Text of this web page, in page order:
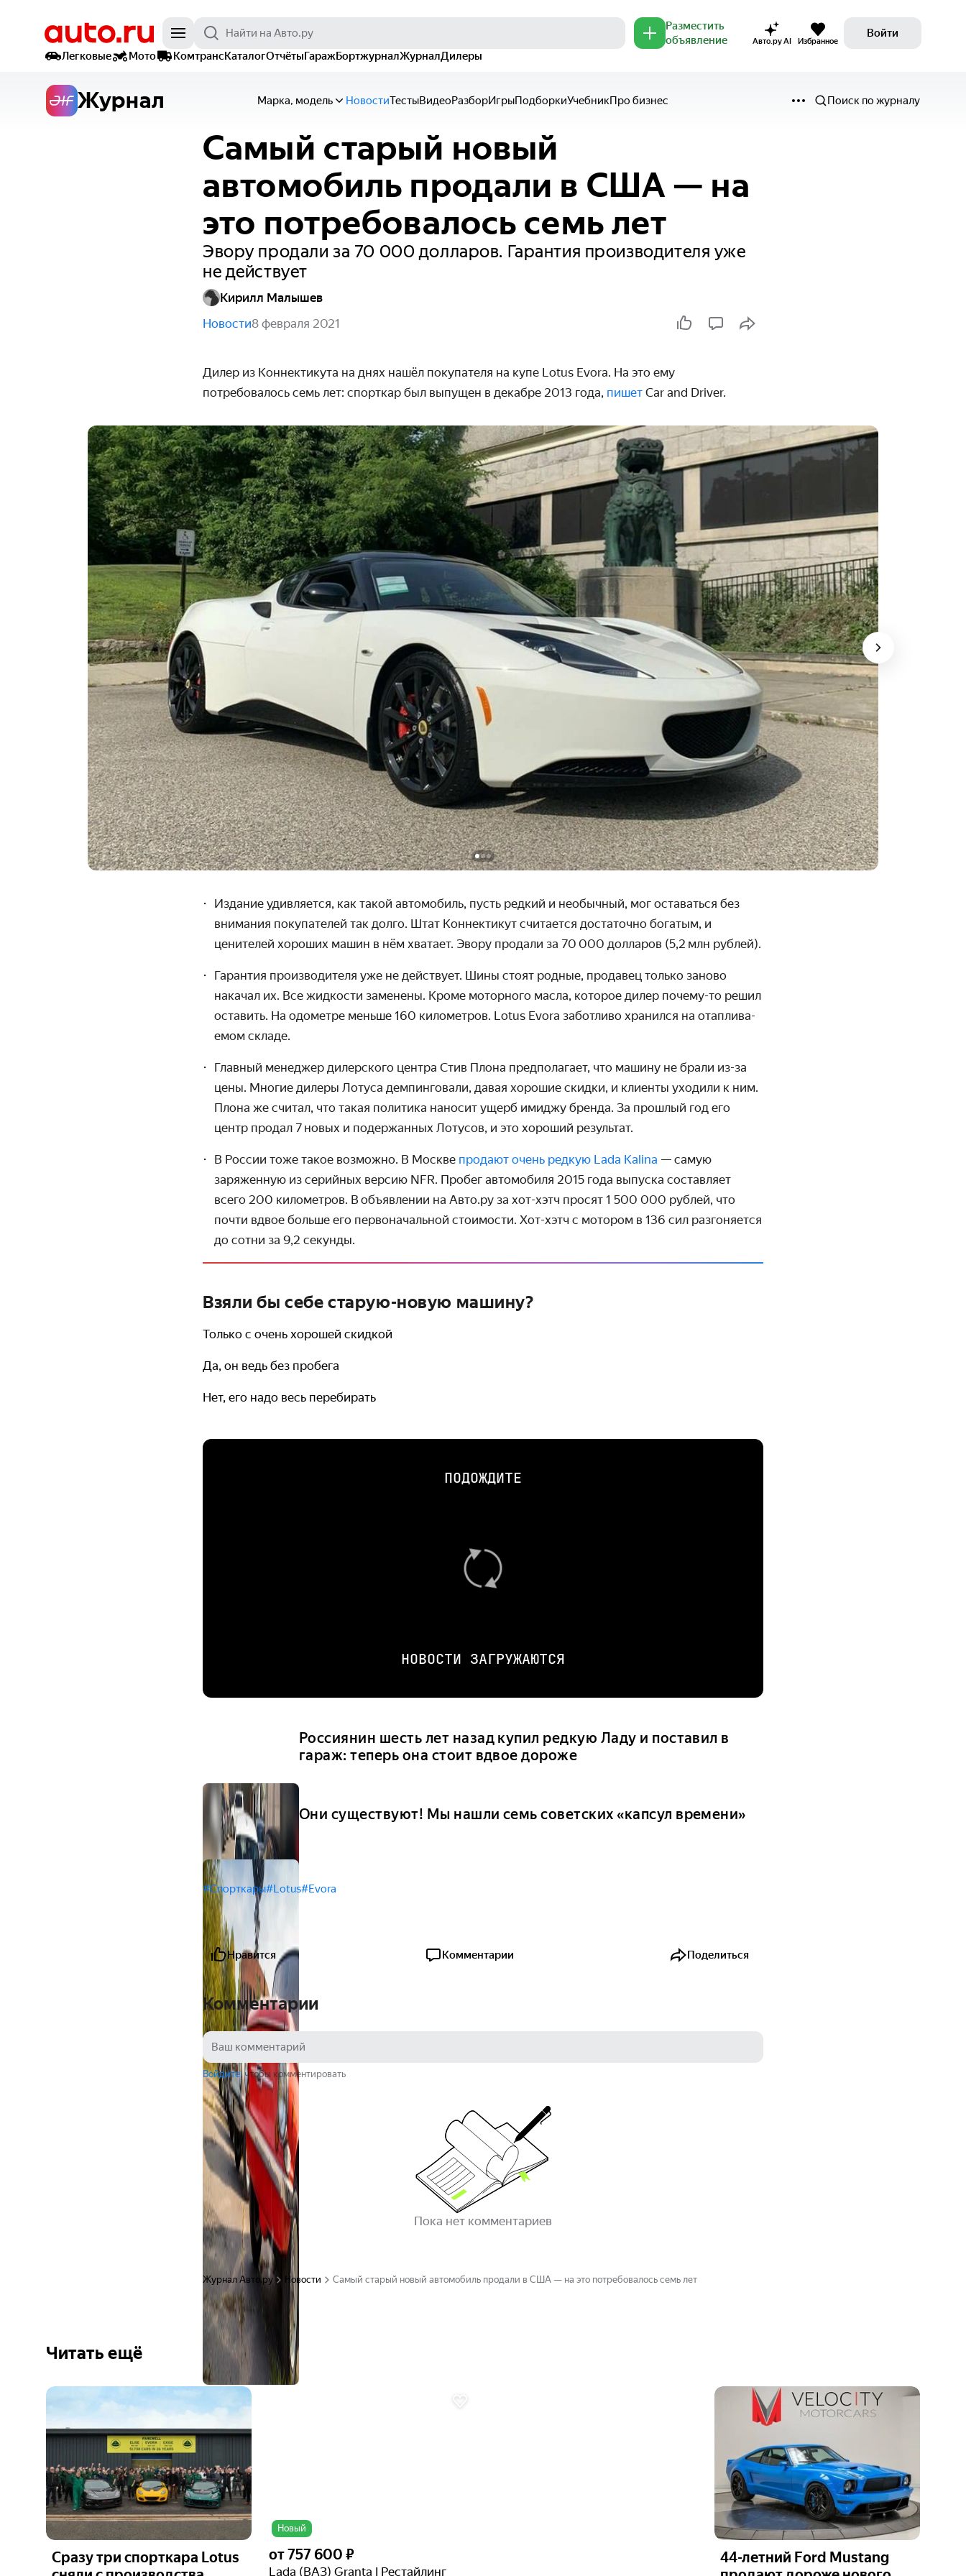
Разместить
объявление
Авто.ру AI Избранное
Войти
Легковые
Мото КомтрансКаталогОтчётыГаражБортжурналЖурналДилеры
Журнал Марка, модель НовостиТестыВидеоРазборИгрыПодборкиУчебникПро бизнес Поиск по журналу
Самый старый новый
автомобиль продали в США — на
это потребовалось семь лет
Эвору продали за 70 000 долларов. Гарантия производителя уже
не действует
Кирилл Малышев
Новости8 февраля 2021
Дилер из Коннектикута на днях нашёл покупателя на купе Lotus Evora. На это ему
потребовалось семь лет: спорткар был выпущен в декабре 2013 года, пишет Car and Driver.
Издание удивляется, как такой автомобиль, пусть редкий и необычный, мог оставаться без
внимания покупателей так долго. Штат Коннек­тикут считается достаточно богатым, и
ценителей хороших машин в нём хватает. Эвору продали за 70 000 долларов (5,2 млн рублей).
Гарантия производителя уже не действует. Шины стоят родные, продавец только заново
накачал их. Все жидкости заменены. Кроме моторного масла, которое дилер почему-то решил
оставить. На одометре меньше 160 километров. Lotus Evora заботливо хранился на отаплива­
емом складе.
Главный менеджер дилерского центра Стив Плона пред­полагает, что машину не брали из-за
цены. Многие дилеры Лотуса демпинго­вали, давая хорошие скидки, и клиенты уходили к ним.
Плона же считал, что такая политика наносит ущерб имиджу бренда. За прошлый год его
центр продал 7 новых и подер­жанных Лотусов, и это хороший результат.
В России тоже такое возможно. В Москве продают очень редкую Lada Kalina — самую
заряженную из серийных версию NFR. Пробег автомобиля 2015 года выпуска составляет
всего 200 километров. В объяв­лении на Авто.ру за хот-хэтч просят 1 500 000 рублей, что
почти вдвое больше его перво­начальной стоимости. Хот-хэтч с мотором в 136 сил разгоняется
до сотни за 9,2 секунды.
Взяли бы себе старую-новую машину?
Только с очень хорошей скидкой
Да, он ведь без пробега
Нет, его надо весь перебирать
ПОДОЖДИТЕ
НОВОСТИ ЗАГРУЖАЮТСЯ
Россиянин шесть лет назад купил редкую Ладу и поставил в
гараж: теперь она стоит вдвое дороже
Они существуют! Мы нашли семь советских «капсул времени»
#Спорткары#Lotus#Evora
Нравится Комментарии Поделиться
Комментарии
Войдите, чтобы комментировать
Пока нет комментариев
Журнал Авто.ру Новости Самый старый новый автомобиль продали в США — на это потребовалось семь лет
Читать ещё
Сразу три спорткара Lotus
Новый
от757 600 ₽
Lada (ВАЗ) Granta I Рестайлинг
44-летний Ford Mustang